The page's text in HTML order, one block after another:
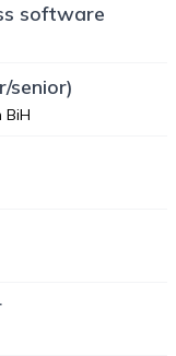
software
senior)
BiH